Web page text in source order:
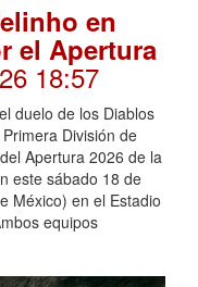
en
el Apertura
18:57
duelo de los Diablos
División de
Apertura 2026 de la
este sábado 18 de
México) en el Estadio
equipos